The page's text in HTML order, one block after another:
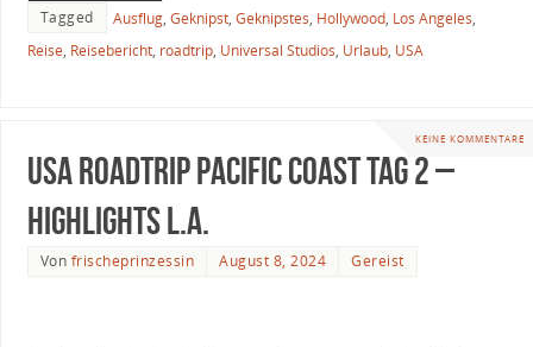
Tagged Ausflug, Geknipst, Geknipstes, Hollywood, Los Angeles,
Reise, Reisebericht, roadtrip, Universal Studios, Urlaub, USA
KEINE KOMMENTARE
USA Roadtrip Pacific Coast Tag 2 –
Highlights L.A.
Von frischeprinzessin August 8, 2024 Gereist